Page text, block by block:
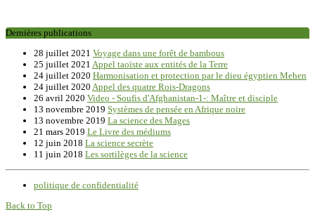
Dernières publications
28 juillet 2021 Voyage dans une forêt de bambous
25 juillet 2021 Appel taoïste aux entités de la Terre
24 juillet 2020 Harmonisation et protection par le dieu égyptien Mehen
24 juillet 2020 Appel des quatre Rois-Dragons
26 avril 2020 Video - Soufis d'Afghanistan-1-: Maître et disciple
13 novembre 2019 Systèmes de pensée en Afrique noire
13 novembre 2019 La science des Mages
21 mars 2019 Le Livre des médiums
12 juin 2018 La science secrète
11 juin 2018 Les sortilèges de la science
politique de confidentialité
Back to Top